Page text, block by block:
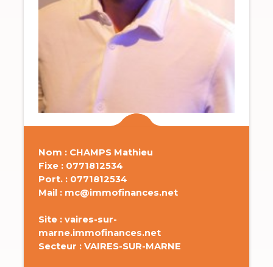
Nom : CHAMPS Mathieu
Fixe : 0771812534
Port. : 0771812534
Mail : mc@immofinances.net
Site : vaires-sur-
marne.immofinances.net
Secteur : VAIRES-SUR-MARNE